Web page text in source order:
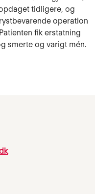
tidligere, og
operation
fik erstatning
smerte og varigt mén.